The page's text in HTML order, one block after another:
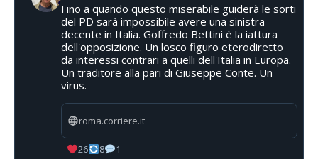
Fino a quando questo miserabile guiderà le sorti
del PD sarà impossibile avere una sinistra
decente in Italia. Goffredo Bettini è la iattura
dell'opposizione. Un losco figuro eterodiretto
da interessi contrari a quelli dell'Italia in Europa.
Un traditore alla pari di Giuseppe Conte. Un
virus.
roma.corriere.it
26 8 1